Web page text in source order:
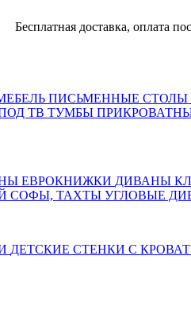
доставка, оплата после
ПИСЬМЕННЫЕ СТОЛЫ
ТВ ТУМБЫ
ЕВРОКНИЖКИ ДИВАНЫ
СОФЫ, ТАХТЫ УГЛОВЫЕ
ДЕТСКИЕ СТЕНКИ С